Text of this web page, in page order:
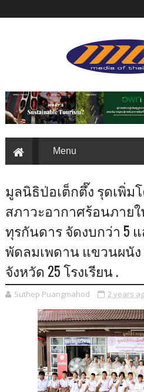
มูลนิธิป่อเต็กตึ๊ง รุดเพิ่ม
สภาวะอากาศร้อนภาย
ทุรกันดาร จัดงบกว่า 5
พัดลมเพดาน แขวนผนัง
จังหวัด 25 โรงเรียน .
Suthep Puangmahod 2 years